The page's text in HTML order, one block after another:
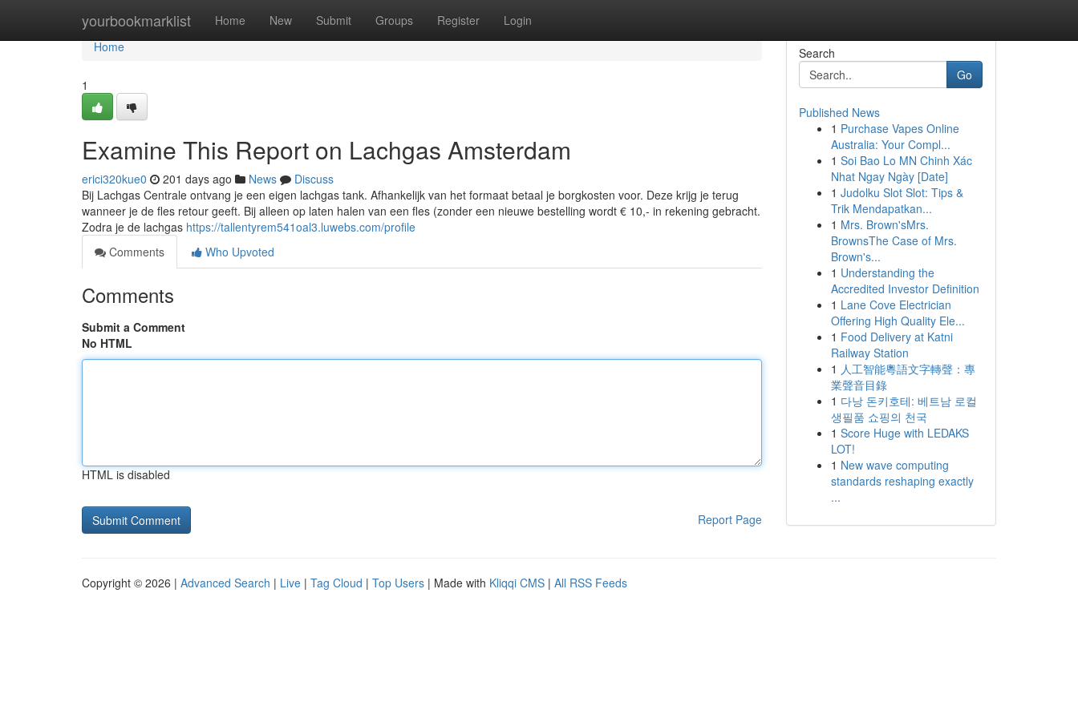
yourbookmarklist Home New Submit Groups Register Login
Home
Home
1
Examine This Report on Lachgas Amsterdam
erici320kue0 201 days ago News
Discuss
Bij Lachgas Centrale ontvang je een eigen lachgas tank. Afhankelijk van het formaat betaal je borgkosten voor. Deze krijg je terug
wanneer je de fles retour geeft. Bij alleen op laten halen van een fles (zonder een nieuwe bestelling wordt € 10,- in rekening gebracht.
Zodra je de lachgas https://tallentyrem541oal3.luwebs.com/profile
Comments
Who Upvoted
Comments
Submit a Comment
No HTML
HTML is disabled
Report Page
Search
Go
Published News
1 Purchase Vapes Online
Australia: Your Compl...
1 Soi Bao Lo MN Chinh Xác
Nhat Ngay Ngày [Date]
1 Judolku Slot Slot: Tips &
Trik Mendapatkan...
1 Mrs. Brown'sMrs.
BrownsThe Case of Mrs.
Brown's...
1 Understanding the
Accredited Investor Definition
1 Lane Cove Electrician
Offering High Quality Ele...
1 Food Delivery at Katni
Railway Station
1 人工智能粵語文字轉聲：專
業聲音目錄
1 다낭 돈키호테: 베트남 로컬
생필품 쇼핑의 천국
1 Score Huge with LEDAKS
LOT!
1 New wave computing
standards reshaping exactly
...
Copyright © 2026 | Advanced Search | Live | Tag Cloud | Top Users | Made with Kliqqi CMS | All RSS Feeds